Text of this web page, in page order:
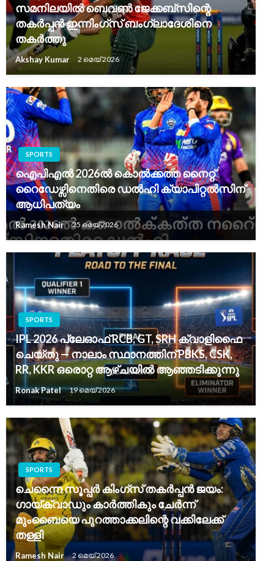
സമനിലയിൽ ബെവൺ ജേക്കബ്സിന്റെ
തകർപ്പൻ ഇന്നിംഗ്സ് ബംഗ്ലാദേശിനെ
തകർത്തു
Akshay Kumar 2 മെയ്‌ 2026
SPORTS
ഐപിഎൽ 2026ൽ കൊൽക്കത്ത നൈറ്റ്
റൈഡേഴ്സിനെതിരെ ഡൽഹി ക്യാപിറ്റൽസിന്
ആധിപത്യം
Ramesh Nair 25 മെയ്‌ 2026
SPORTS
IPL 2026 പ്ലേഓഫ് RCB, GT, SRH ക്വാളിഫൈ
ചെയ്തു — നാലാം സ്ഥാനത്തിന് PBKS, CSK,
RR, KKR ഒരൊറ്റ ആഴ്ചയിൽ ആഞ്ഞടിക്കുന്നു
Ronak Patel 19 മെയ്‌ 2026
SPORTS
ചെന്നൈ സൂപ്പർ കിംഗ്സ് തകർപ്പൻ ജയം:
ഗായ്ക്വാഡും കാർത്തികും ചേർന്ന്
മുംബൈയെ പുറത്താക്കലിന്റെ വക്കിലേക്ക്
തള്ളി
Ramesh Nair 2 മെയ്‌ 2026